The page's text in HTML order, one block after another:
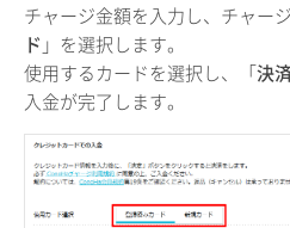
チャージ金額を入力し、チャー
ド 」を選択します。
使用するカードを選択し、「決
入金が完了します。